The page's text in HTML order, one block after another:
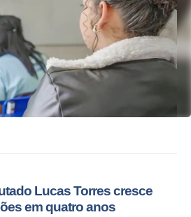
Lucas Torres cresce
em quatro anos